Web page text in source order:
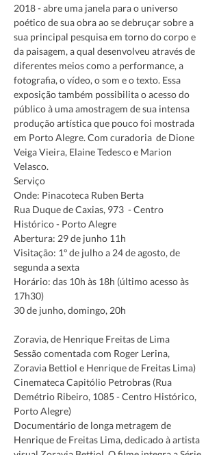
2018 - abre uma janela para o universo
poético de sua obra ao se debruçar sobre a
sua principal pesquisa em torno do corpo e
da paisagem, a qual desenvolveu através de
diferentes meios como a performance, a
fotografia, o vídeo, o som e o texto. Essa
exposição também possibilita o acesso do
público à uma amostragem de sua intensa
produção artística que pouco foi mostrada
em Porto Alegre. Com curadoria  de Dione
Veiga Vieira, Elaine Tedesco e Marion
Velasco.
Serviço
Onde: Pinacoteca Ruben Berta
Rua Duque de Caxias, 973  - Centro
Histórico - Porto Alegre
Abertura: 29 de junho 11h
Visitação: 1º de julho a 24 de agosto, de
segunda a sexta
Horário: das 10h às 18h (último acesso às
17h30)
Zoravia, de Henrique Freitas de Lima
Sessão comentada com Roger Lerina,
Zoravia Bettiol e Henrique de Freitas Lima)
Cinemateca Capitólio Petrobras (Rua
Demétrio Ribeiro, 1085 - Centro Histórico,
Porto Alegre)
Documentário de longa metragem de
Henrique de Freitas Lima, dedicado à artista